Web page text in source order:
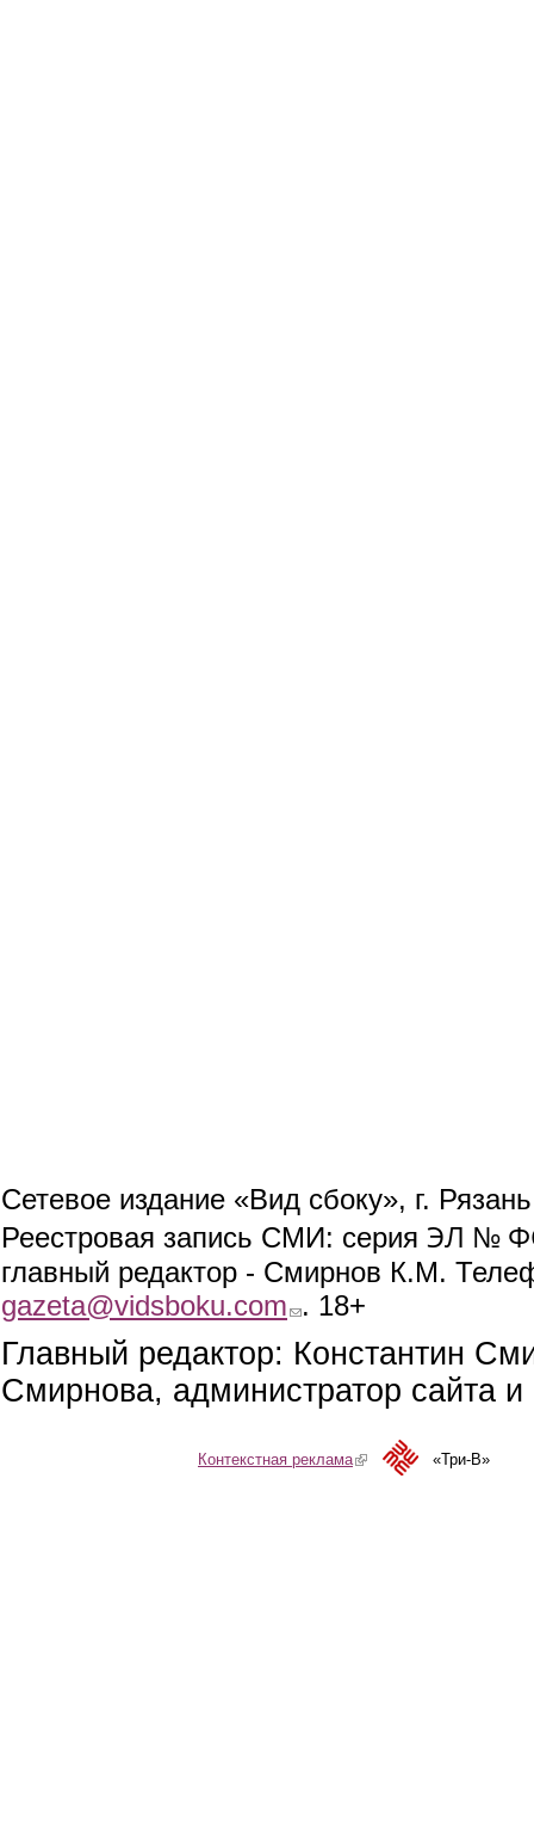
Сетевое издание «Вид сбоку», г.
Реестровая запись СМИ: серия ЭЛ №
главный редактор - Смирнов К.М.
gazeta@vidsboku.com (link sends e-mail)
. 18+
Главный редактор: Константин
Смирнова, администратор сайта
Контекстная реклама(link is external)«Три-В»